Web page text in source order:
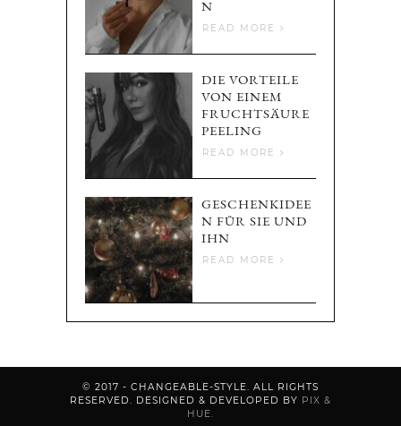
N
READ MORE
DIE VORTEILE
VON EINEM
FRUCHTSÄURE
PEELING
READ MORE
GESCHENKIDEE
N FÜR SIE UND
IHN
READ MORE
© 2017 - CHANGEABLE-STYLE. ALL RIGHTS
RESERVED. DESIGNED & DEVELOPED BY PIX &
HUE.